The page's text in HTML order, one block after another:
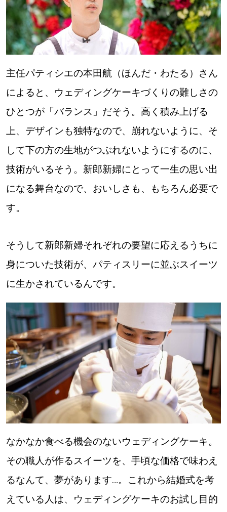
主任パティシエの本田航（ほんだ・わたる）さん
によると、ウェディングケーキづくりの難しさの
ひとつが「バランス」だそう。高く積み上げる
上、デザインも独特なので、崩れないように、そ
して下の方の生地がつぶれないようにするのに、
技術がいるそう。新郎新婦にとって一生の思い出
になる舞台なので、おいしさも、もちろん必要で
す。
そうして新郎新婦それぞれの要望に応えるうちに
身についた技術が、パティスリーに並ぶスイーツ
に生かされているんです。
なかなか食べる機会のないウェディングケーキ。
その職人が作るスイーツを、手頃な価格で味わえ
るなんて、夢があります…。これから結婚式を考
えている人は、ウェディングケーキのお試し目的